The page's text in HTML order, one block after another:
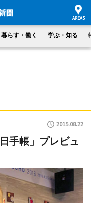
暮らす・働く 学ぶ・知る
2015.08.22
手帳」プレビュ